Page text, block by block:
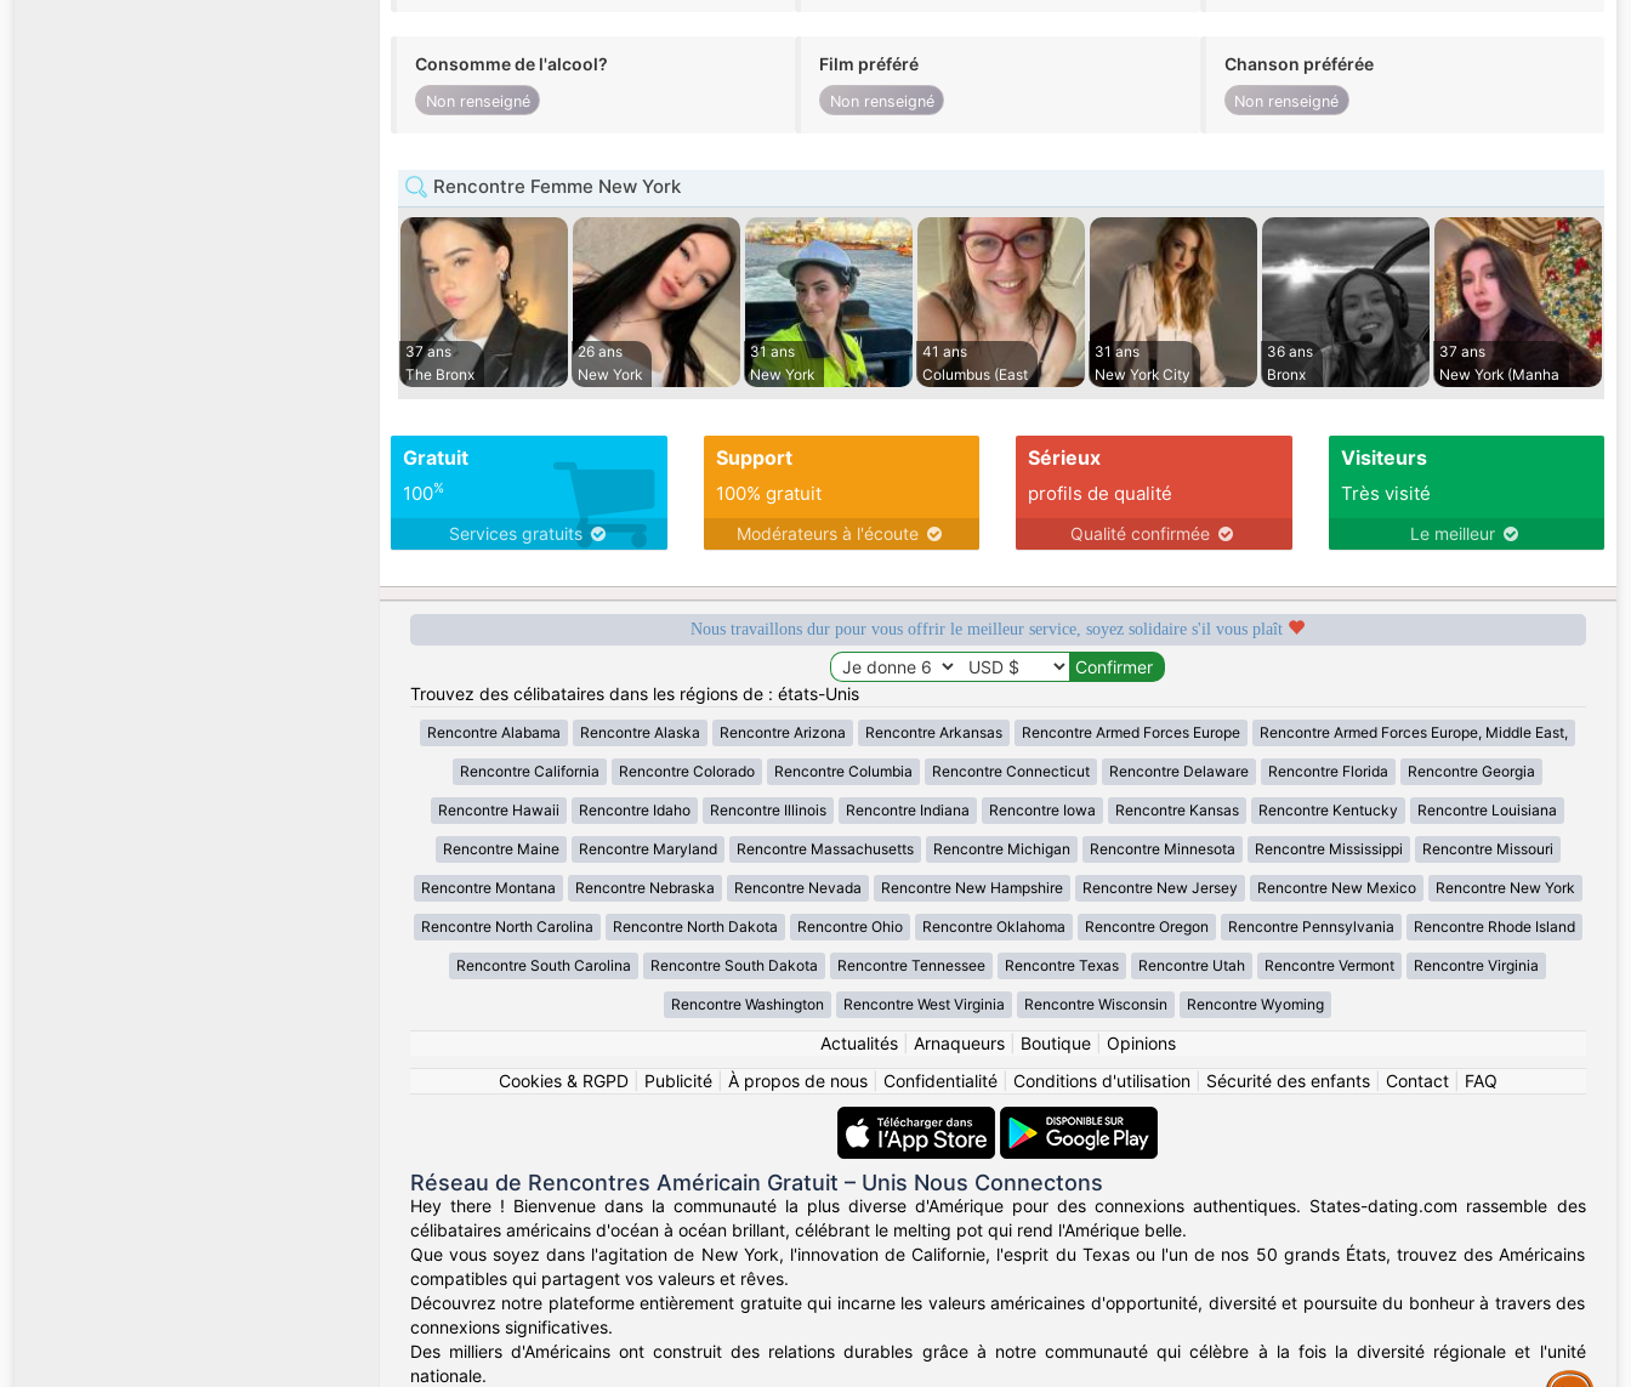
Consomme de l'alcool?
Non renseigné
Film préféré
Non renseigné
Chanson préférée
Non renseigné
Rencontre Femme New York
37 ans
The Bronx
26 ans
New York
31 ans
New York
41 ans
Columbus (East
31 ans
New York City
36 ans
Bronx
37 ans
New York (Manha
Gratuit
100%
Services gratuits
Support
100% gratuit
Modérateurs à l'écoute
Sérieux
profils de qualité
Qualité confirmée
Visiteurs
Très visité
Le meilleur
Nous travaillons dur pour vous offrir le meilleur service, soyez solidaire s'il vous plaît
Trouvez des célibataires dans les régions de : états-Unis
Rencontre Alabama Rencontre Alaska Rencontre Arizona Rencontre Arkansas Rencontre Armed Forces Europe Rencontre Armed Forces Europe, Middle East,
Rencontre California Rencontre Colorado Rencontre Columbia Rencontre Connecticut Rencontre Delaware Rencontre Florida Rencontre Georgia
Rencontre Hawaii Rencontre Idaho Rencontre Illinois Rencontre Indiana Rencontre Iowa Rencontre Kansas Rencontre Kentucky Rencontre Louisiana
Rencontre Maine Rencontre Maryland Rencontre Massachusetts Rencontre Michigan Rencontre Minnesota Rencontre Mississippi Rencontre Missouri
Rencontre Montana Rencontre Nebraska Rencontre Nevada Rencontre New Hampshire Rencontre New Jersey Rencontre New Mexico Rencontre New York
Rencontre North Carolina Rencontre North Dakota Rencontre Ohio Rencontre Oklahoma Rencontre Oregon Rencontre Pennsylvania Rencontre Rhode Island
Rencontre South Carolina Rencontre South Dakota Rencontre Tennessee Rencontre Texas Rencontre Utah Rencontre Vermont Rencontre Virginia
Rencontre Washington Rencontre West Virginia Rencontre Wisconsin Rencontre Wyoming
Actualités| Arnaqueurs| Boutique| Opinions
Cookies & RGPD| Publicité| À propos de nous| Confidentialité| Conditions d'utilisation| Sécurité des enfants| Contact| FAQ
Réseau de Rencontres Américain Gratuit – Unis Nous Connectons
Hey there ! Bienvenue dans la communauté la plus diverse d'Amérique pour des connexions authentiques. States-dating.com rassemble des
célibataires américains d'océan à océan brillant, célébrant le melting pot qui rend l'Amérique belle.
Que vous soyez dans l'agitation de New York, l'innovation de Californie, l'esprit du Texas ou l'un de nos 50 grands États, trouvez des Américains
compatibles qui partagent vos valeurs et rêves.
Découvrez notre plateforme entièrement gratuite qui incarne les valeurs américaines d'opportunité, diversité et poursuite du bonheur à travers des
connexions significatives.
Des milliers d'Américains ont construit des relations durables grâce à notre communauté qui célèbre à la fois la diversité régionale et l'unité
nationale.